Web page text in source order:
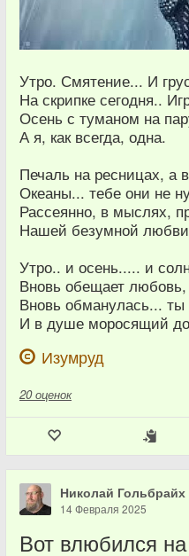
Утро. Смятение... И
На скрипке сегодня..
Осень с туманом на
А я, как всегда, одна.
Печаль на ресницах, а
Океаны... тебе они не
Рассеянно, в мыслях,
Нашей безумной
Утро.. и осень..... и
Вновь обещает любовь,
Вновь обманулась... ты
И в душе моросящий
Изумруд
20 оценок
Николай Гольбрайх
14 Февраля 2025
Вот влюбился